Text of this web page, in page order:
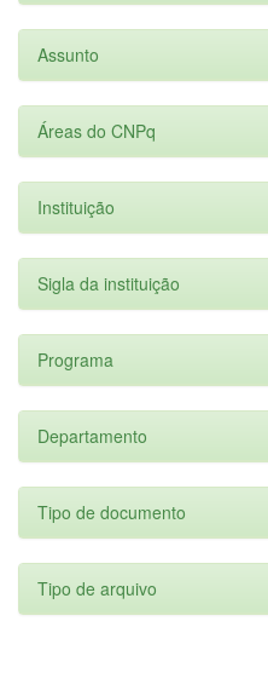
Assunto
Áreas do CNPq
Instituição
Sigla da instituição
Programa
Departamento
Tipo de documento
Tipo de arquivo